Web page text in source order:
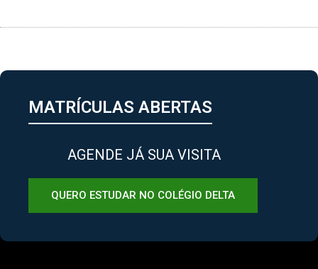
MATRÍCULAS ABERTAS
AGENDE JÁ SUA VISITA
QUERO ESTUDAR NO COLÉGIO DELTA